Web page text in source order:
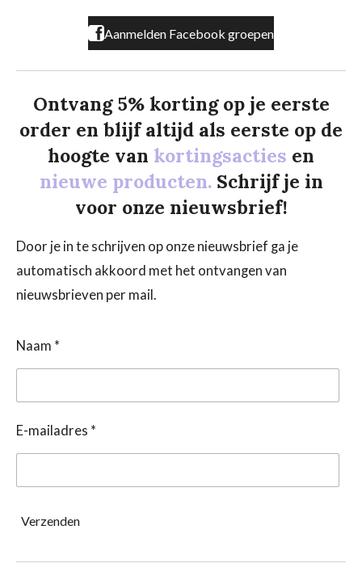
Aanmelden Facebook groepen
Ontvang 5% korting op je eerste
order en blijf altijd als eerste op de
hoogte van kortingsacties en
nieuwe producten. Schrijf je in
voor onze nieuwsbrief!
Door je in te schrijven op onze nieuwsbrief ga je
automatisch akkoord met het ontvangen van
nieuwsbrieven per mail.
Naam *
E-mailadres *
Verzenden